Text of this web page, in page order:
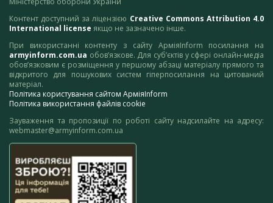
Контент доступний за ліцензією Creative Commons Attribution 4.0
International license якщо не зазначено інше.
При використанні контенту з сайту АрміяInform посилання на
armyinform.com.ua обов’язкове. Для суб’єктів у сфері онлайн-медіа
обов’язковим є розміщення у першому абзаці матеріалу прямого та
відкритого для пошукових систем гіперпосилання на цитований
матеріал.
Політика користування сайтом АрміяInform
Політика використання файлів cookie
Зауваження та пропозиції по роботі сайту надсилайте на адресу:
webmaster@armyinform.com.ua